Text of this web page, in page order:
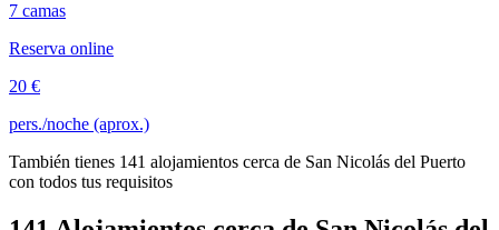
7 camas
Reserva online
20 €
pers./noche (aprox.)
También tienes 141 alojamientos cerca de San Nicolás del Puerto
con todos tus requisitos